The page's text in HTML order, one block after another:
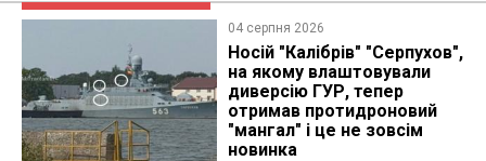
04 серпня 2026
Носій "Калібрів" "Серпухов",
на якому влаштовували
диверсію ГУР, тепер
отримав протидроновий
"мангал" і це не зовсім
новинка